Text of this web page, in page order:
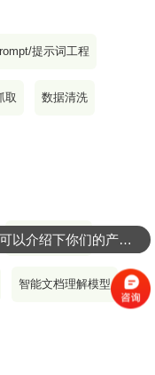
提示词工程
取 数据清洗
语音-语言模型
智能文档理解模型
你们是怎么收费的呢？